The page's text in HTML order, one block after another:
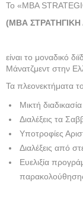
Το «MBA
(ΜΒΑ ΣΤΡΑΤΗΓΙΚΗ
είναι το μοναδικό
Μάνατζμεντ στην
Τα πλεονεκτήματα
Μικτή
Διαλέξεις τα
Υποτροφίες
Διαλέξεις από
Ευελιξία